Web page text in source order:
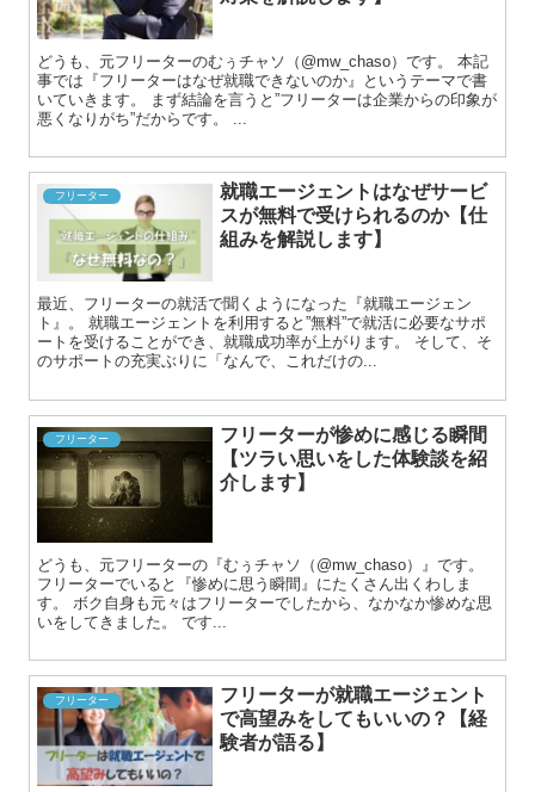
どうも、元フリーターのむぅチャソ（@mw_chaso）です。 本記
事では『フリーターはなぜ就職できないのか』というテーマで書
いていきます。 まず結論を言うと”フリーターは企業からの印象が
悪くなりがち”だからです。 ...
フリーター
就職エージェントはなぜサービ
スが無料で受けられるのか【仕
組みを解説します】
最近、フリーターの就活で聞くようになった『就職エージェン
ト』。 就職エージェントを利用すると”無料”で就活に必要なサポ
ートを受けることができ、就職成功率が上がります。 そして、そ
のサポートの充実ぶりに「なんで、これだけの...
フリーター
フリーターが惨めに感じる瞬間
【ツラい思いをした体験談を紹
介します】
どうも、元フリーターの『むぅチャソ（@mw_chaso）』です。
フリーターでいると『惨めに思う瞬間』にたくさん出くわしま
す。 ボク自身も元々はフリーターでしたから、なかなか惨めな思
いをしてきました。 です...
フリーター
フリーターが就職エージェント
で高望みをしてもいいの？【経
験者が語る】